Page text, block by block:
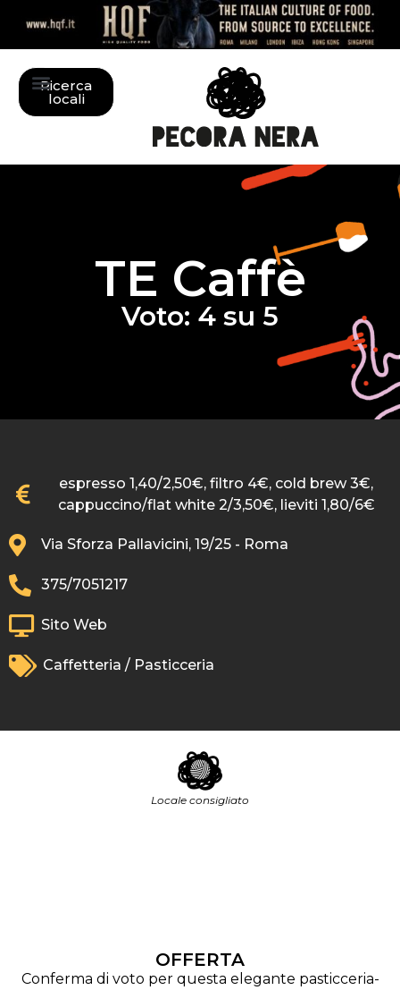
Ricerca
locali
TE Caffè
Voto: 4 su 5
espresso 1,40/2,50€, filtro 4€, cold brew 3€,
cappuccino/flat white 2/3,50€, lieviti 1,80/6€
Via Sforza Pallavicini, 19/25 - Roma
375/7051217
Sito Web
Caffetteria / Pasticceria
Locale consigliato
OFFERTA
Conferma di voto per questa elegante pasticceria-